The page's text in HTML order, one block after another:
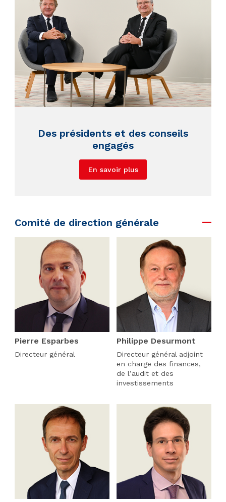
Des présidents et des conseils
engagés
En savoir plus
Comité de direction générale
Pierre Esparbes
Directeur général
Philippe Desurmont
Directeur général adjoint
en charge des finances,
de l’audit et des
investissements